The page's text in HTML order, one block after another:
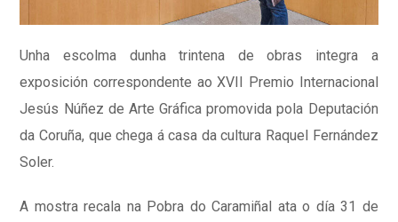
Unha escolma dunha trintena de obras integra a
exposición correspondente ao XVII Premio Internacional
Jesús Núñez de Arte Gráfica promovida pola Deputación
da Coruña, que chega á casa da cultura Raquel Fernández
Soler.
A mostra recala na Pobra do Caramiñal ata o día 31 de